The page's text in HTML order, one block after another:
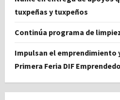
tuxpeñas y tuxpeños
Continúa programa de
Impulsan el emprendimiento
Primera Feria DIF